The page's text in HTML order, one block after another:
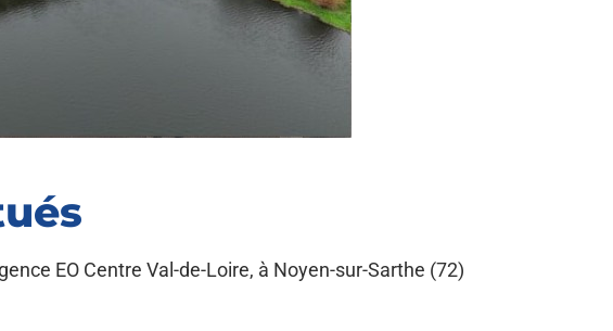
EO Centre Val-de-Loire, à Noyen-sur-Sarthe (72)